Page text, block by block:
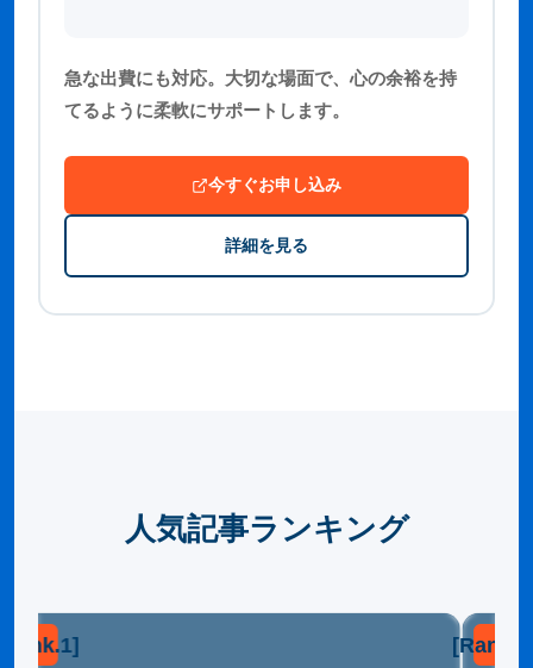
急な出費にも対応。大切な場面で、心の余裕を持
てるように柔軟にサポートします。
今すぐお申し込み
詳細を見る
人気記事ランキング